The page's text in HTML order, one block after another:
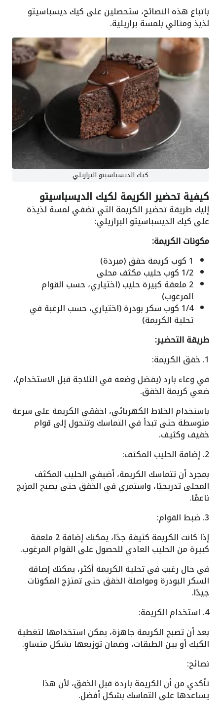
باتباع هذه النصائح، ستحصلين على كيك ديسباسيتو
لذيذ ومثالي بلمسة برازيلية.
كيك الديسباسيتو البرازيلي
كيفية تحضير الكريمة لكيك الديسباسيتو
إليك طريقة تحضير الكريمة التي تضفي لمسة لذيذة
على كيك الديسباسيتو البرازيلي:
مكونات الكريمة:
1 كوب كريمة خفق (مبردة)
1/2 كوب حليب مكثف محلى
2 ملعقة كبيرة حليب (اختياري، حسب القوام
المرغوب)
1/4 كوب سكر بودرة (اختياري، حسب الرغبة في
تحلية الكريمة)
طريقة التحضير:
1. خفق الكريمة:
في وعاء بارد (يفضل وضعه في الثلاجة قبل الاستخدام)،
ضعي كريمة الخفق.
باستخدام الخلاط الكهربائي، اخفقي الكريمة على سرعة
متوسطة حتى تبدأ في التماسك وتتحول إلى قوام
خفيف وكثيف.
2. إضافة الحليب المكثف:
بمجرد أن تتماسك الكريمة، أضيفي الحليب المكثف
المحلى تدريجيًا، واستمري في الخفق حتى يصبح المزيج
ناعمًا.
3. ضبط القوام:
إذا كانت الكريمة كثيفة جدًا، يمكنك إضافة 2 ملعقة
كبيرة من الحليب العادي للحصول على القوام المرغوب.
في حال رغبتِ في تحلية الكريمة أكثر، يمكنك إضافة
السكر البودرة ومواصلة الخفق حتى تمتزج المكونات
جيدًا.
4. استخدام الكريمة:
بعد أن تصبح الكريمة جاهزة، يمكن استخدامها لتغطية
الكيك أو بين الطبقات، وضمان توزيعها بشكل متساوٍ.
نصائح:
تأكدي من أن الكريمة باردة قبل الخفق، لأن هذا
يساعدها على التماسك بشكل أفضل.